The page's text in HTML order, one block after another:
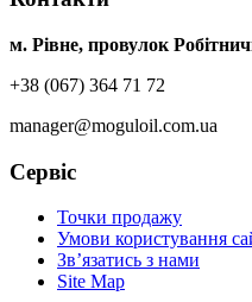
м. Рівне, провулок
+38 (067) 364 71 72
manager@moguloil.com.ua
Сервіс
Точки продажу
Умови користування
Зв’язатись з нами
Site Map